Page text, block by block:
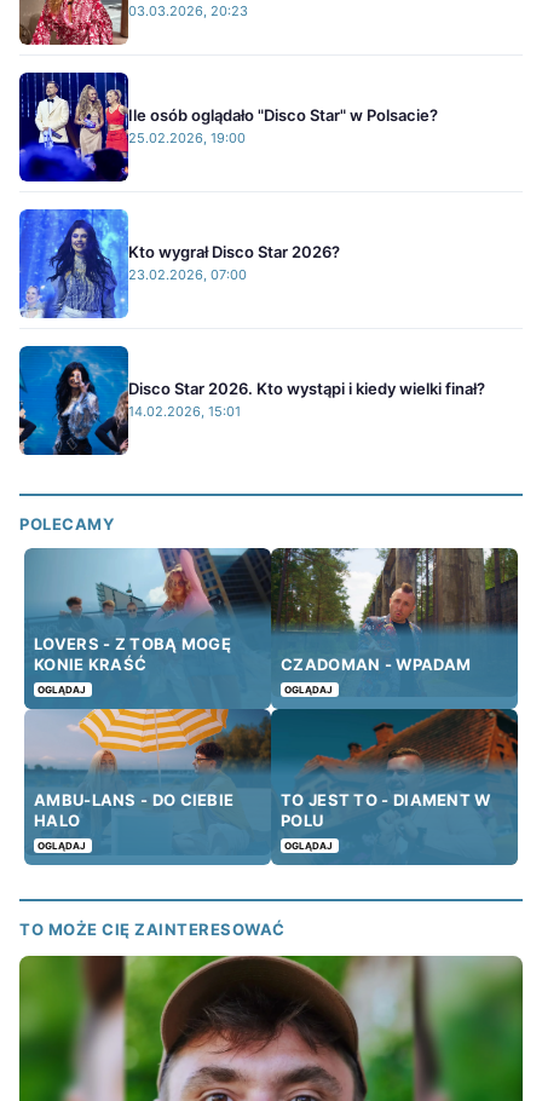
03.03.2026, 20:23
Ile osób oglądało "Disco Star" w Polsacie?
25.02.2026, 19:00
Kto wygrał Disco Star 2026?
23.02.2026, 07:00
Disco Star 2026. Kto wystąpi i kiedy wielki finał?
14.02.2026, 15:01
POLECAMY
LOVERS - Z TOBĄ MOGĘ
KONIE KRAŚĆ
OGLĄDAJ
CZADOMAN - WPADAM
OGLĄDAJ
AMBU-LANS - DO CIEBIE
HALO
OGLĄDAJ
TO JEST TO - DIAMENT W
POLU
OGLĄDAJ
TO MOŻE CIĘ ZAINTERESOWAĆ